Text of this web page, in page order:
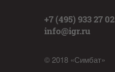
+7 (495) 933 27 02
info@igr.ru
© 2018 «Симбат»